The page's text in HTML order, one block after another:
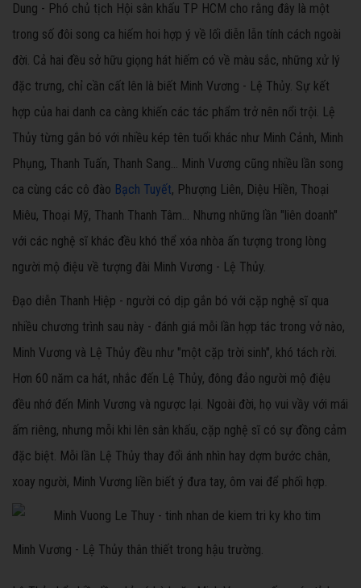
Dung - Phó chủ tịch Hội sân khấu TP HCM cho rằng đây là một
trong số đôi song ca hiếm hoi hợp ý về lối diễn lẫn tính cách ngoài
đời. Cả hai đều sở hữu giọng hát hiếm có về màu sắc, những xử lý
đặc trưng, chỉ cần cất lên là biết Minh Vương - Lệ Thủy. Sự kết
hợp của hai danh ca càng khiến các tác phẩm trở nên nổi trội. Lệ
Thủy từng gắn bó với nhiều kép tên tuổi khác như Minh Cảnh, Minh
Phụng, Thanh Tuấn, Thanh Sang... Minh Vương cũng nhiều lần song
ca cùng các cô đào Bạch Tuyết, Phượng Liên, Diệu Hiền, Thoại
Miêu, Thoại Mỹ, Thanh Thanh Tâm... Nhưng những lần "liên doanh"
với các nghệ sĩ khác đều khó thể xóa nhòa ấn tượng trong lòng
người mộ điệu về tượng đài Minh Vương - Lệ Thủy.
Đạo diễn Thanh Hiệp - người có dịp gắn bó với cặp nghệ sĩ qua
nhiều chương trình sau này - đánh giá mỗi lần hợp tác trong vở nào,
Minh Vương và Lệ Thủy đều như "một cặp trời sinh", khó tách rời.
Hơn 60 năm ca hát, nhắc đến Lệ Thủy, đông đảo người mộ điệu
đều nhớ đến Minh Vương và ngược lại. Ngoài đời, họ vui vầy với mái
ấm riêng, nhưng mỗi khi lên sân khấu, cặp nghệ sĩ có sự đồng cảm
đặc biệt. Mỗi lần Lệ Thủy thay đổi ánh nhìn hay dợm bước chân,
xoay người, Minh Vương liền biết ý đưa tay, ôm vai để phối hợp.
Minh Vương - Lệ Thủy thân thiết trong hậu trường.